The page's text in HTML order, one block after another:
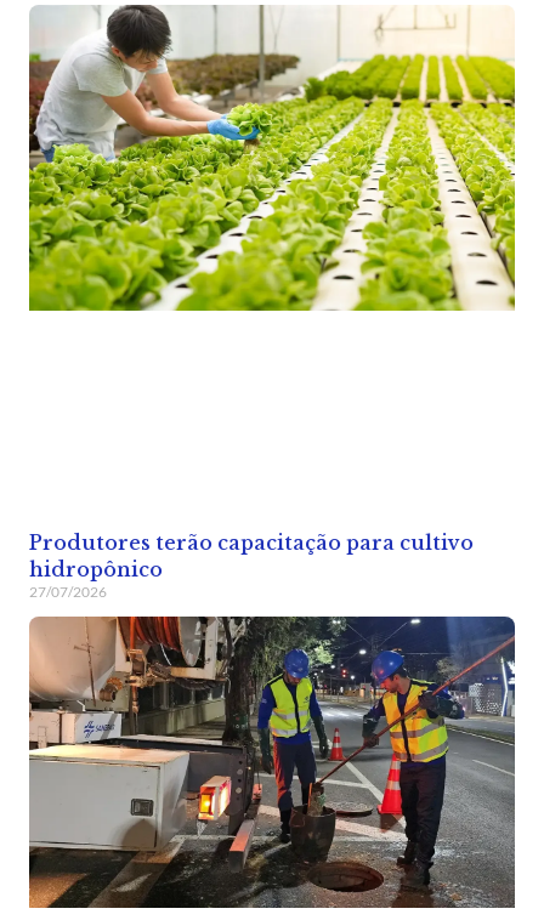
Produtores terão capacitação para cultivo
hidropônico
27/07/2026